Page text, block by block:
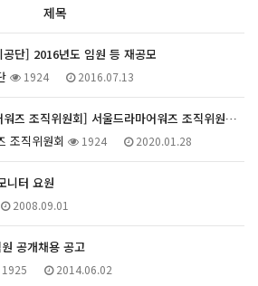
제목
공단] 2016년도 임원 등 재공모
1924 2016.07.13
워즈 조직위원회] 서울드라마어워즈 조직위원…
조직위원회
1924 2020.01.28
니터 요원
2008.09.01
공개채용 공고
1925 2014.06.02